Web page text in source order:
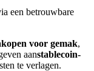
een betrouwbare
voor gemak,
aanstablecoin-
te verlagen.